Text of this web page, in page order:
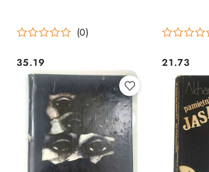
(0)
Cena:
35.19 Cena:
21.73